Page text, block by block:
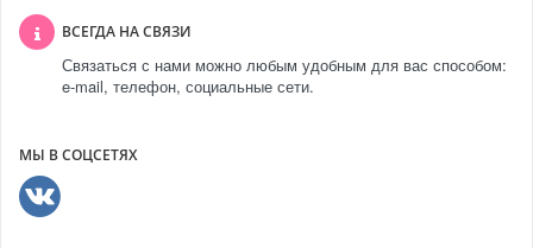
ВСЕГДА НА СВЯЗИ
Связаться с нами можно любым удобным для вас способом:
e-mail, телефон, социальные сети.
МЫ В СОЦСЕТЯХ